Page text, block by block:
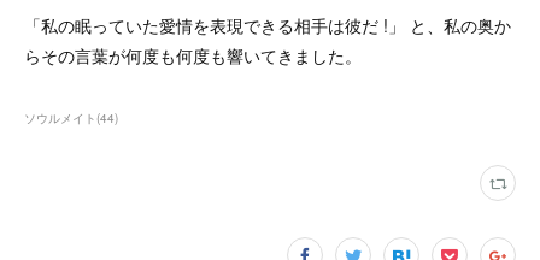
「私の眠っていた愛情を表現できる相手は彼だ !」 と、私の奥か
らその言葉が何度も何度も響いてきました。
ソウルメイト(44)